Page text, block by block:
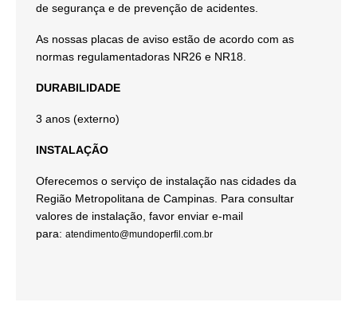
de segurança e de prevenção de acidentes.
As nossas placas de aviso estão de acordo com as
normas regulamentadoras NR26 e NR18.
DURABILIDADE
3 anos (externo)
INSTALAÇÃO
Oferecemos o serviço de instalação nas cidades da
Região Metropolitana de Campinas. Para consultar
valores de instalação, favor enviar e-mail
para: atendimento@mundoperfil.com.br